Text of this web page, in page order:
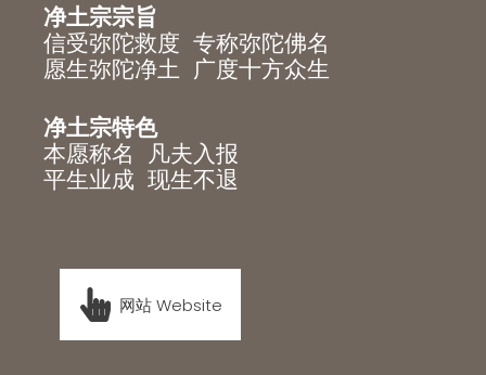
净土宗宗旨
信受弥陀救度 专称弥陀佛名
愿生弥陀净土 广度十方众生
净土宗特色
本愿称名 凡夫入报
平生业成 现生不退
网站 Website